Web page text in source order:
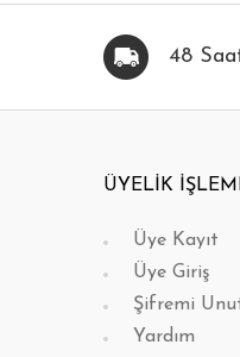
HIZLI BAK
48
ÜYELİK
Üye Kayıt
Üye Giriş
Şifremi
Yardım